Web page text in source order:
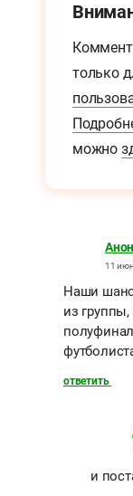
только
можно
11
Наши
из
ответить
и